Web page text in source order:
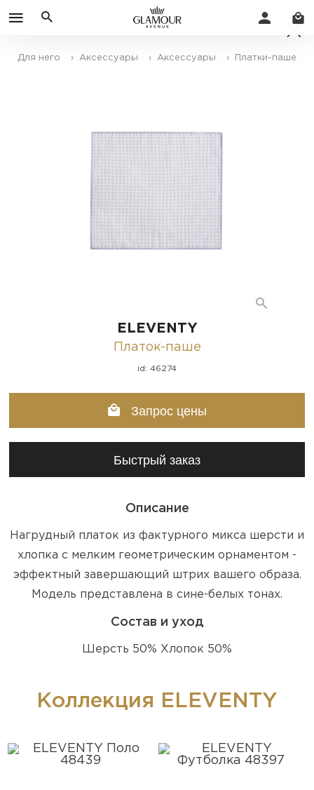
Для него › Аксессуары › Аксессуары › Платки-паше
ELEVENTY
Платок-паше
id: 46274
Запрос цены
Быстрый заказ
Описание
Нагрудный платок из фактурного микса шерсти и
хлопка с мелким геометрическим орнаментом -
эффектный завершающий штрих вашего образа.
Модель представлена в сине-белых тонах.
Состав и уход
Шерсть 50% Хлопок 50%
Коллекция ELEVENTY